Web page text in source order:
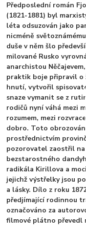
Předposlední román
(1821-1881) byl
léta odsuzován jako
nicméně
duše v něm šlo
milované Rusko
anarchistou
praktik boje připravil o
hnutí, vytvořil
snaze vymanit se z
rodičů nyní váhá mezi
rozumem, mezi
dobro. Toto
prostřednictvím
pozorovatel zaostřil
bezstarostného
radikála Kirillova a
jejichž výstřelky jsou
a lásky. Dílo z roku
předjímající rodinnou
označováno za
filmové plátno převedl